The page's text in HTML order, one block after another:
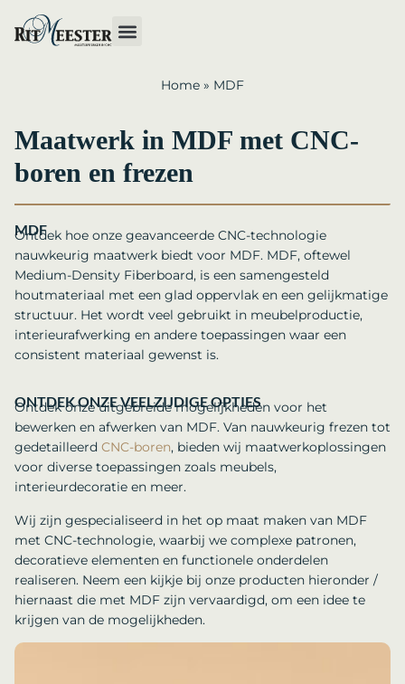
Home » MDF
Maatwerk in MDF met CNC-
boren en frezen
MDF
Ontdek hoe onze geavanceerde CNC-technologie
nauwkeurig maatwerk biedt voor MDF. MDF, oftewel
Medium-Density Fiberboard, is een samengesteld
houtmateriaal met een glad oppervlak en een gelijkmatige
structuur. Het wordt veel gebruikt in meubelproductie,
interieurafwerking en andere toepassingen waar een
consistent materiaal gewenst is.
ONTDEK ONZE VEELZIJDIGE OPTIES
Ontdek onze uitgebreide mogelijkheden voor het
bewerken en afwerken van MDF. Van nauwkeurig frezen tot
gedetailleerd CNC-boren, bieden wij maatwerkoplossingen
voor diverse toepassingen zoals meubels,
interieurdecoratie en meer.
Wij zijn gespecialiseerd in het op maat maken van MDF
met CNC-technologie, waarbij we complexe patronen,
decoratieve elementen en functionele onderdelen
realiseren. Neem een kijkje bij onze producten hieronder /
hiernaast die met MDF zijn vervaardigd, om een idee te
krijgen van de mogelijkheden.